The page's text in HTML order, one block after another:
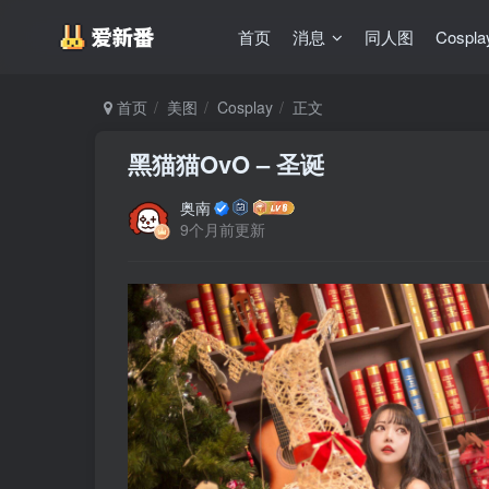
首页 消息 同人图
首页 美图 Cosplay 正文
黑猫猫OvO – 圣诞
奥南
9个月前更新